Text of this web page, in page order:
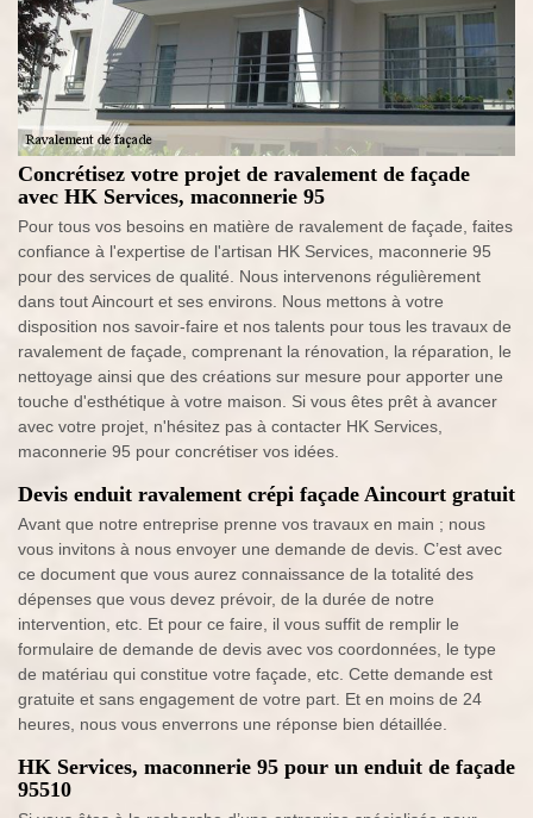
Concrétisez votre projet de ravalement de façade
avec HK Services, maconnerie 95
Pour tous vos besoins en matière de ravalement de façade, faites
confiance à l'expertise de l'artisan HK Services, maconnerie 95
pour des services de qualité. Nous intervenons régulièrement
dans tout Aincourt et ses environs. Nous mettons à votre
disposition nos savoir-faire et nos talents pour tous les travaux de
ravalement de façade, comprenant la rénovation, la réparation, le
nettoyage ainsi que des créations sur mesure pour apporter une
touche d'esthétique à votre maison. Si vous êtes prêt à avancer
avec votre projet, n'hésitez pas à contacter HK Services,
maconnerie 95 pour concrétiser vos idées.
Devis enduit ravalement crépi façade Aincourt gratuit
Avant que notre entreprise prenne vos travaux en main ; nous
vous invitons à nous envoyer une demande de devis. C’est avec
ce document que vous aurez connaissance de la totalité des
dépenses que vous devez prévoir, de la durée de notre
intervention, etc. Et pour ce faire, il vous suffit de remplir le
formulaire de demande de devis avec vos coordonnées, le type
de matériau qui constitue votre façade, etc. Cette demande est
gratuite et sans engagement de votre part. Et en moins de 24
heures, nous vous enverrons une réponse bien détaillée.
HK Services, maconnerie 95 pour un enduit de façade
95510